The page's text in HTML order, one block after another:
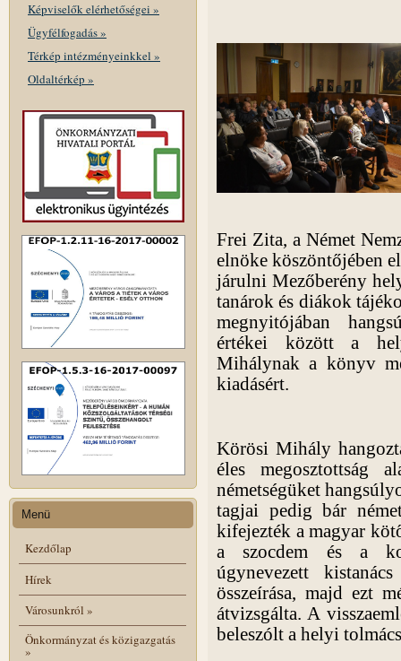
Képviselők elérhetőségei »
Ügyfélfogadás »
Térkép intézményeinkkel »
Oldaltérkép »
Menü
Kezdőlap
Hírek
Városunkról »
Önkormányzat és közigazgatás
»
Frei Zita, a Német
elnöke köszöntőjében
járulni Mezőberény
tanárok és diákok
megnyitójában
értékei között a
Mihálynak a könyv
kiadásért.
Körösi Mihály
éles megosztottság
németségüket
tagjai pedig bár
kifejezték a magyar
a szocdem és a
úgynevezett
összeírása, majd ezt
átvizsgálta. A
beleszólt a helyi